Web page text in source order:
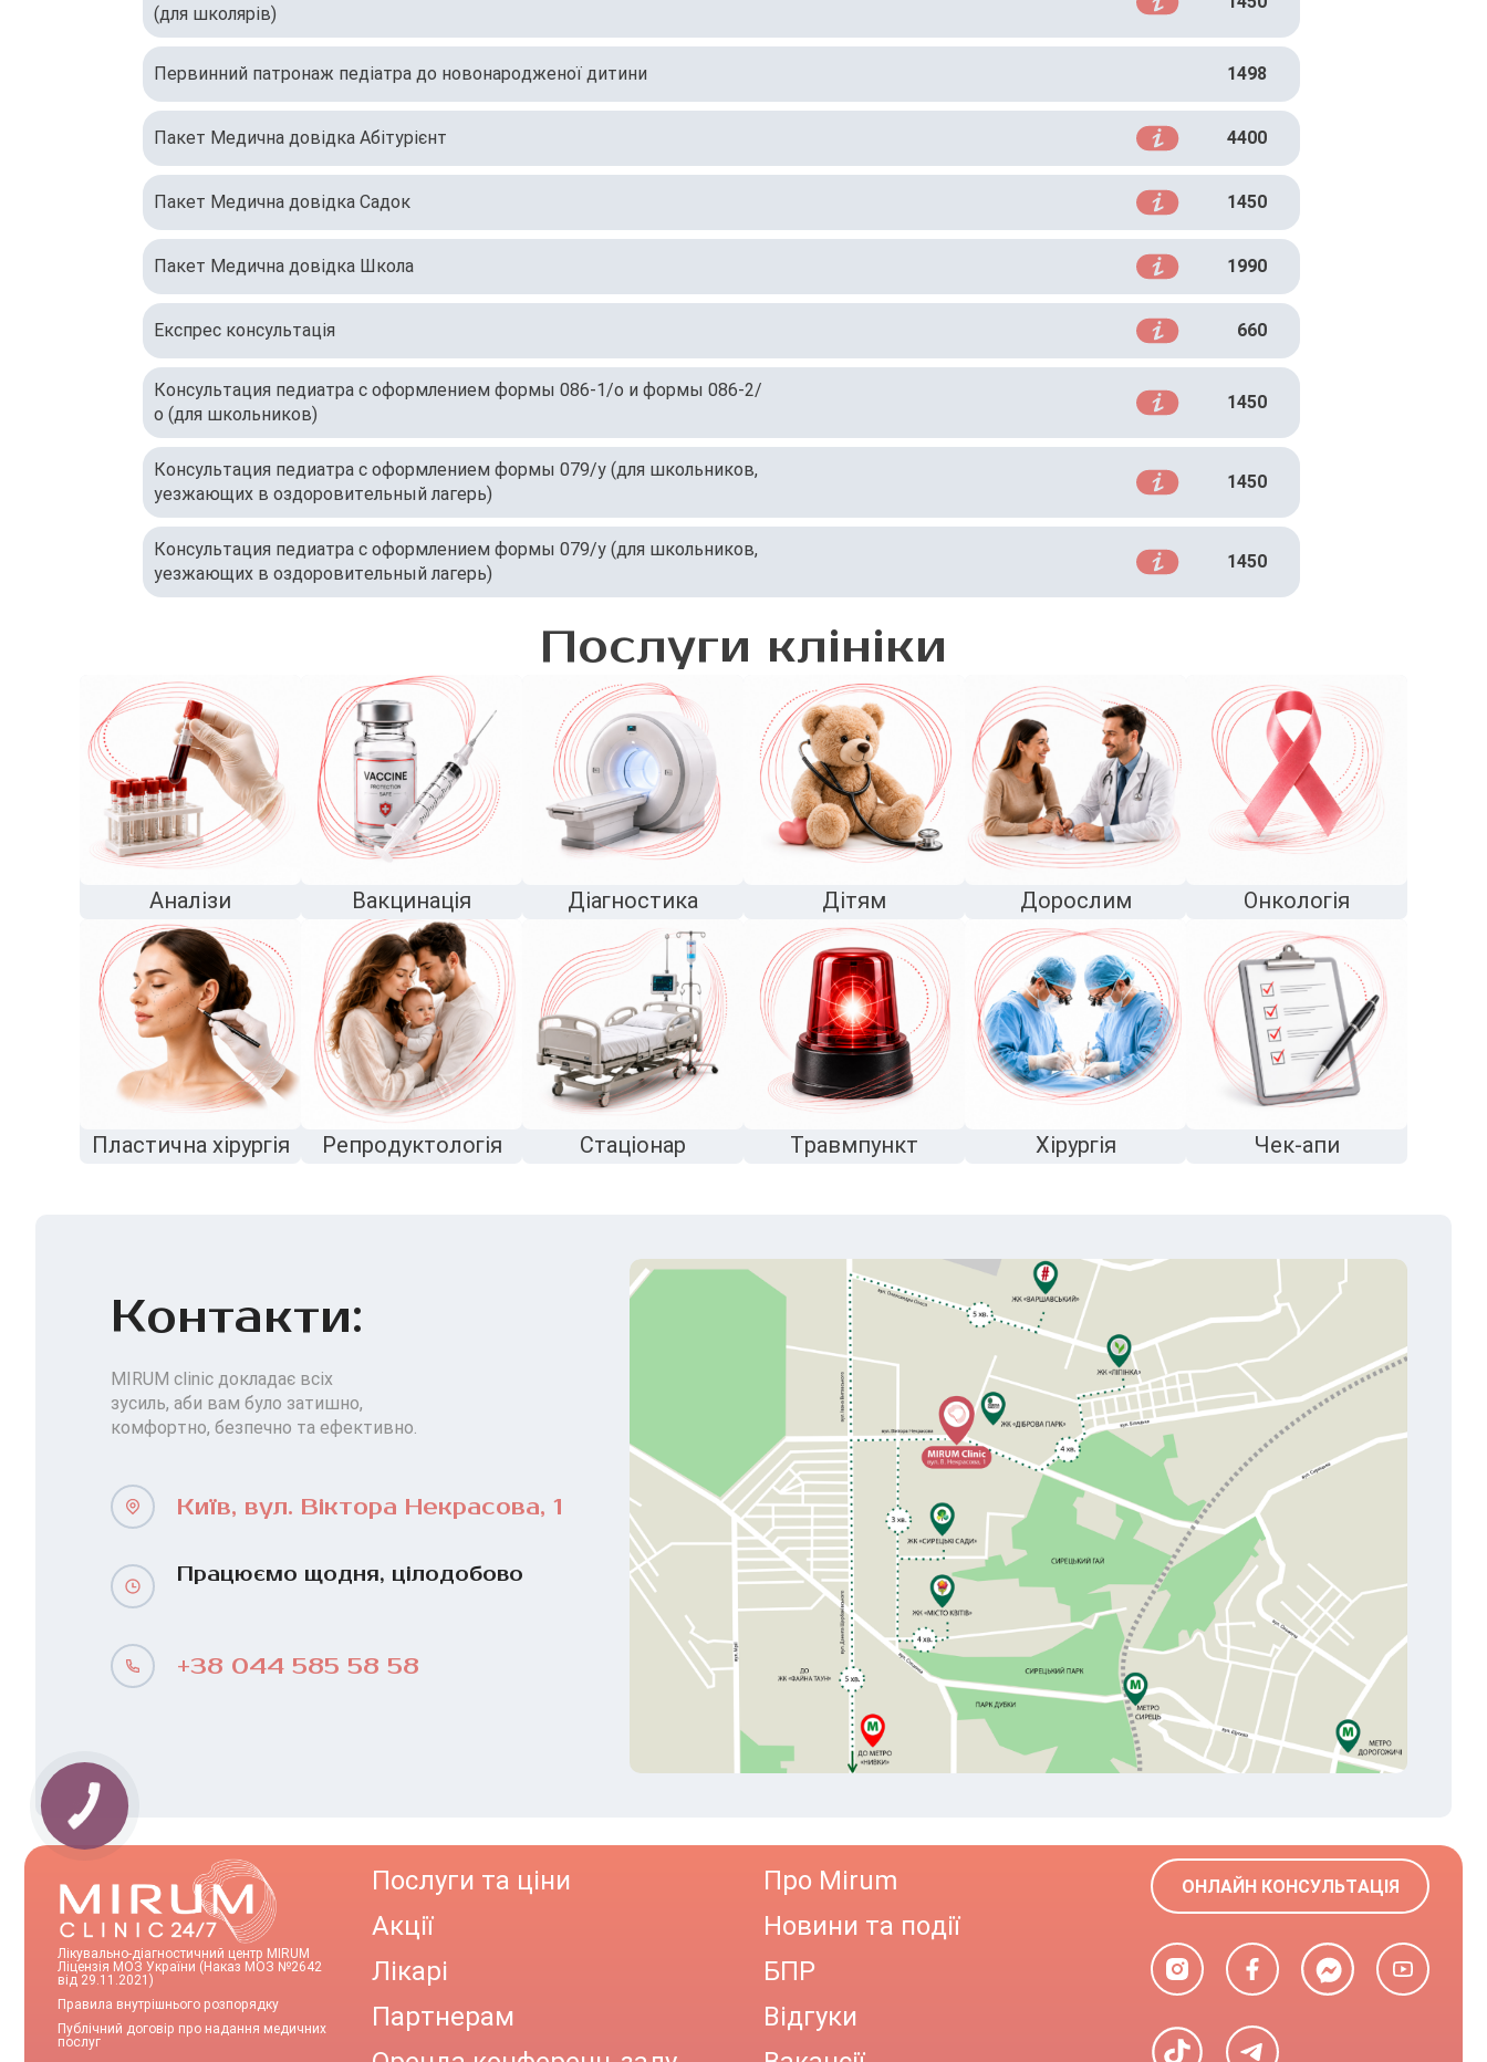
(для школярів)
Первинний патронаж педіатра до новонародженої дитини 1498
Пакет Медична довідка Абітурієнт 4400
Пакет Медична довідка Садок 1450
Пакет Медична довідка Школа 1990
Експрес консультація 660
Консультация педиатра с оформлением формы 086-1/о и формы 086-2/
о (для школьников)
1450
Консультация педиатра с оформлением формы 079/у (для школьников,
уезжающих в оздоровительный лагерь)
1450
Консультация педиатра с оформлением формы 079/у (для школьников,
уезжающих в оздоровительный лагерь)
1450
Послуги клініки
Аналізи Вакцинація Діагностика Дітям Дорослим Онкологія
Пластична хірургія Репродуктологія Стаціонар Травмпункт Хірургія Чек-апи
Контакти:
MIRUM clinic докладає всіх
зусиль, аби вам було затишно,
комфортно, безпечно та ефективно.
Київ, вул. Віктора Некрасова, 1
Працюємо щодня, цілодобово
+38 044 585 58 58
Лікувально-діагностичний центр MIRUM
Ліцензія МОЗ України (Наказ МОЗ №2642
від 29.11.2021)
Правила внутрішнього розпорядку
Публічний договір про надання медичних
послуг
Послуги та ціни
Акції
Лікарі
Партнерам
Про Mirum
Новини та події
БПР
Відгуки
ОНЛАЙН КОНСУЛЬТАЦІЯ